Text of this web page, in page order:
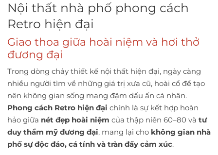
Nội thất nhà phố phong cách
Retro hiện đại
Giao thoa giữa hoài niệm và hơi thở
đương đại
Trong dòng chảy thiết kế nội thất hiện đại, ngày càng
nhiều người tìm về những giá trị xưa cũ, hoài cổ để tạo
nên không gian sống mang đậm dấu ấn cá nhân.
Phong cách Retro hiện đại chính là sự kết hợp hoàn
hảo giữa nét đẹp hoài niệm của thập niên 60–80 và tư
duy thẩm mỹ đương đại, mang lại cho không gian nhà
phố sự độc đáo, cá tính và tràn đầy cảm xúc.